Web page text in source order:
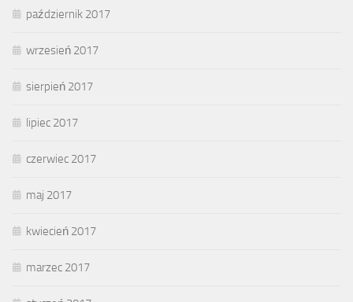
październik 2017
wrzesień 2017
sierpień 2017
lipiec 2017
czerwiec 2017
maj 2017
kwiecień 2017
marzec 2017